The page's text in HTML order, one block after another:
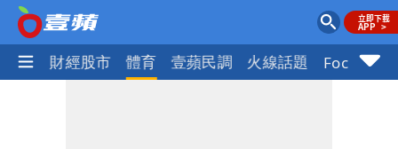
國際 財經股市 體育 壹蘋民調 火線話題 Focus+